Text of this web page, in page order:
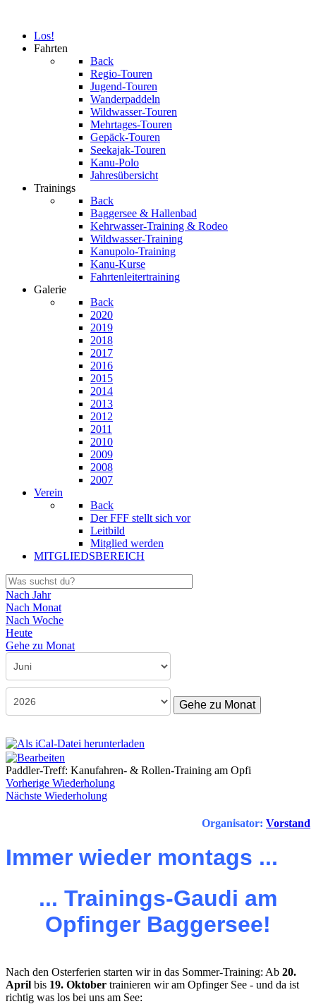
Los!
Fahrten
Back
Regio-Touren
Jugend-Touren
Wanderpaddeln
Wildwasser-Touren
Mehrtages-Touren
Gepäck-Touren
Seekajak-Touren
Kanu-Polo
Jahresübersicht
Trainings
Back
Baggersee & Hallenbad
Kehrwasser-Training & Rodeo
Wildwasser-Training
Kanupolo-Training
Kanu-Kurse
Fahrtenleitertraining
Galerie
Back
2020
2019
2018
2017
2016
2015
2014
2013
2012
2011
2010
2009
2008
2007
Verein
Back
Der FFF stellt sich vor
Leitbild
Mitglied werden
MITGLIEDSBEREICH
Nach Jahr
Nach Monat
Nach Woche
Heute
Gehe zu Monat
Gehe zu Monat
Paddler-Treff: Kanufahren- & Rollen-Training am Opfi
Vorherige Wiederholung
Nächste Wiederholung
Organisator: Vorstand
Immer wieder montags ...
... Trainings-Gaudi am
Opfinger Baggersee!
Nach den Osterferien starten wir in das Sommer-Training: Ab 20.
April bis 19. Oktober trainieren wir am Opfinger See - und da ist
richtig was los bei uns am See: